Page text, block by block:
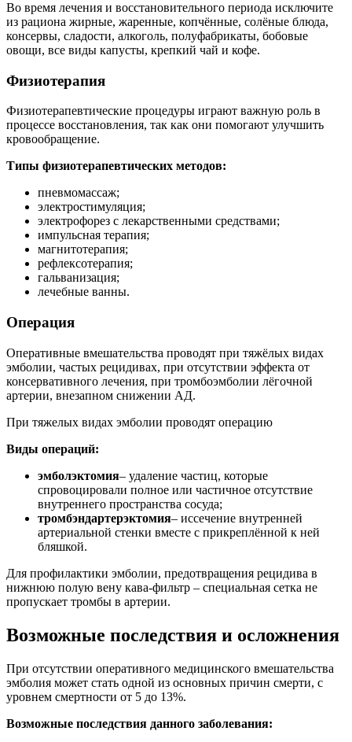
Во время лечения и восстановительного периода исключите
из рациона жирные, жаренные, копчённые, солёные блюда,
консервы, сладости, алкоголь, полуфабрикаты, бобовые
овощи, все виды капусты, крепкий чай и кофе.
Физиотерапия
Физиотерапевтические процедуры играют важную роль в
процессе восстановления, так как они помогают улучшить
кровообращение.
Типы физиотерапевтических методов:
пневмомассаж;
электростимуляция;
электрофорез с лекарственными средствами;
импульсная терапия;
магнитотерапия;
рефлексотерапия;
гальванизация;
лечебные ванны.
Операция
Оперативные вмешательства проводят при тяжёлых видах
эмболии, частых рецидивах, при отсутствии эффекта от
консервативного лечения, при тромбоэмболии лёгочной
артерии, внезапном снижении АД.
При тяжелых видах эмболии проводят операцию
Виды операций:
эмболэктомия– удаление частиц, которые
спровоцировали полное или частичное отсутствие
внутреннего пространства сосуда;
тромбэндартерэктомия– иссечение внутренней
артериальной стенки вместе с прикреплённой к ней
бляшкой.
Для профилактики эмболии, предотвращения рецидива в
нижнюю полую вену кава-фильтр – специальная сетка не
пропускает тромбы в артерии.
Возможные последствия и осложнения
При отсутствии оперативного медицинского вмешательства
эмболия может стать одной из основных причин смерти, с
уровнем смертности от 5 до 13%.
Возможные последствия данного заболевания: